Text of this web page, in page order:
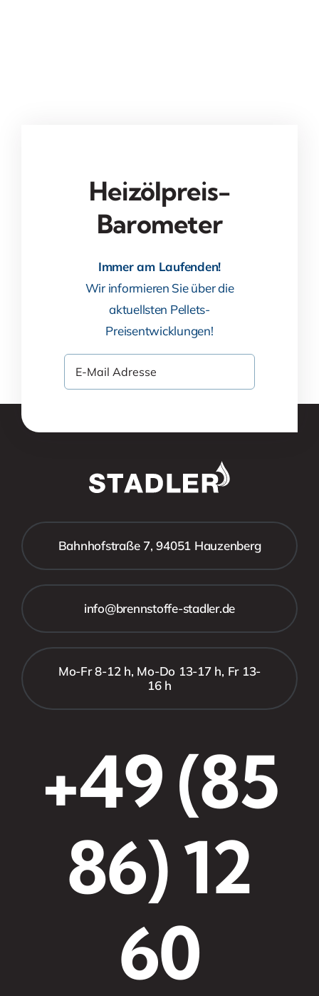
Heizölpreis-
Barometer
Immer am Laufenden!
Wir informieren Sie über die
aktuellsten Pellets-
Preisentwicklungen!
Bahnhofstraße 7, 94051 Hauzenberg
info@brennstoffe-stadler.de
Mo-Fr 8-12 h, Mo-Do 13-17 h, Fr 13-
16 h
+49 (85
86) 12
60